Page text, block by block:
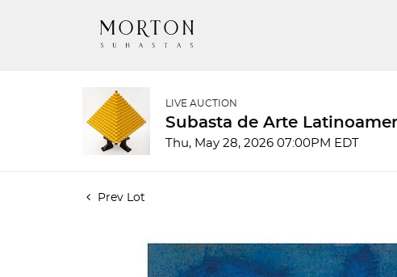
LIVE AUCTION
Subasta de Arte
Thu, May 28, 2026 07:00PM EDT
Prev Lot